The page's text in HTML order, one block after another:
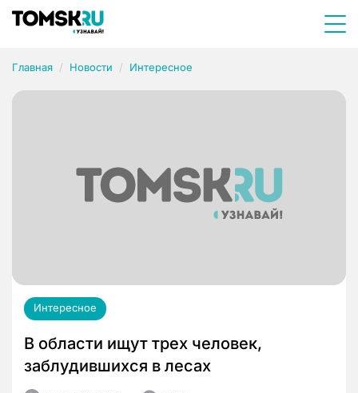
Главная Новости Интересное
Интересное
В области ищут трех человек,
заблудившихся в лесах